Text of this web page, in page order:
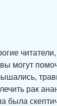
могут
рак
была